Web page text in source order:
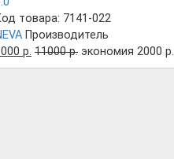
товара: 7141-022
Производитель
р. 11000 р. экономия 2000 р.